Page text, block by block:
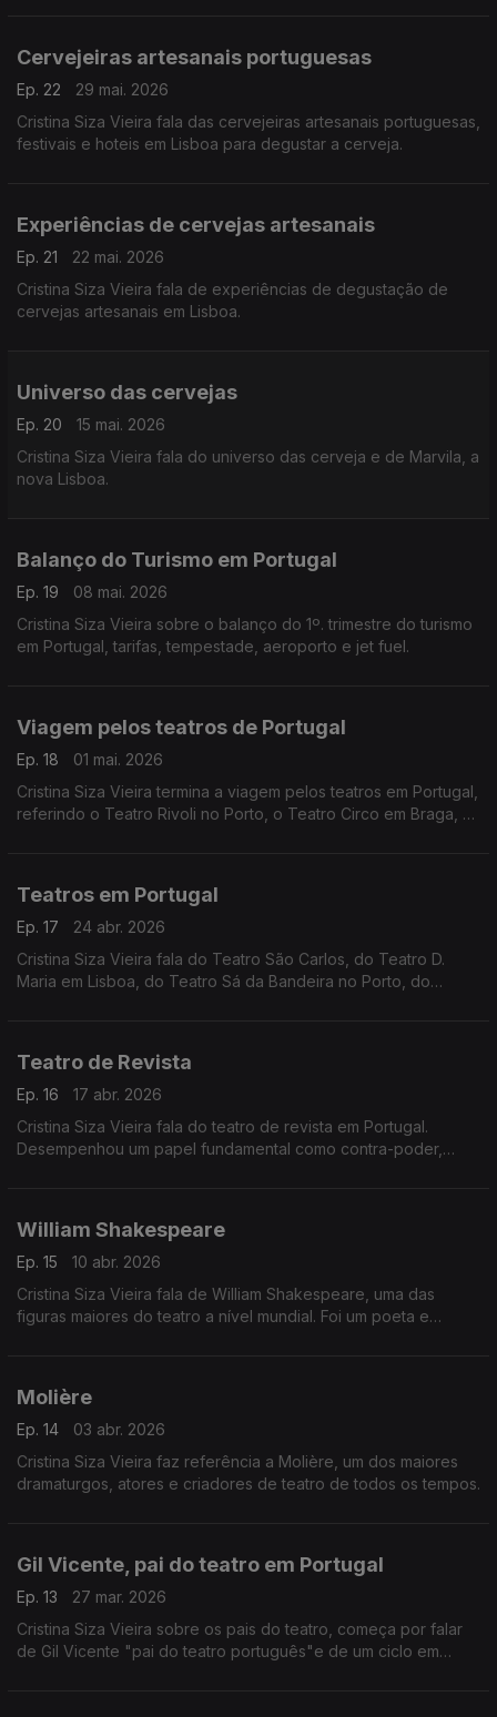
Cervejeiras artesanais portuguesas
Ep. 22
29 mai. 2026
Cristina Siza Vieira fala das cervejeiras artesanais portuguesas,
festivais e hoteis em Lisboa para degustar a cerveja.
Experiências de cervejas artesanais
Ep. 21
22 mai. 2026
Cristina Siza Vieira fala de experiências de degustação de
cervejas artesanais em Lisboa.
Universo das cervejas
Ep. 20
15 mai. 2026
Cristina Siza Vieira fala do universo das cerveja e de Marvila, a
nova Lisboa.
Balanço do Turismo em Portugal
Ep. 19
08 mai. 2026
Cristina Siza Vieira sobre o balanço do 1º. trimestre do turismo
em Portugal, tarifas, tempestade, aeroporto e jet fuel.
Viagem pelos teatros de Portugal
Ep. 18
01 mai. 2026
Cristina Siza Vieira termina a viagem pelos teatros em Portugal,
referindo o Teatro Rivoli no Porto, o Teatro Circo em Braga, o
Teatros em Portugal
Ep. 17
24 abr. 2026
Cristina Siza Vieira fala do Teatro São Carlos, do Teatro D.
Maria em Lisboa, do Teatro Sá da Bandeira no Porto, do
Teatro de Revista
Ep. 16
17 abr. 2026
Cristina Siza Vieira fala do teatro de revista em Portugal.
Desempenhou um papel fundamental como contra-poder,
William Shakespeare
Ep. 15
10 abr. 2026
Cristina Siza Vieira fala de William Shakespeare, uma das
figuras maiores do teatro a nível mundial. Foi um poeta e
Molière
Ep. 14
03 abr. 2026
Cristina Siza Vieira faz referência a Molière, um dos maiores
dramaturgos, atores e criadores de teatro de todos os tempos.
Gil Vicente, pai do teatro em Portugal
Ep. 13
27 mar. 2026
Cristina Siza Vieira sobre os pais do teatro, começa por falar
de Gil Vicente "pai do teatro português"e de um ciclo em